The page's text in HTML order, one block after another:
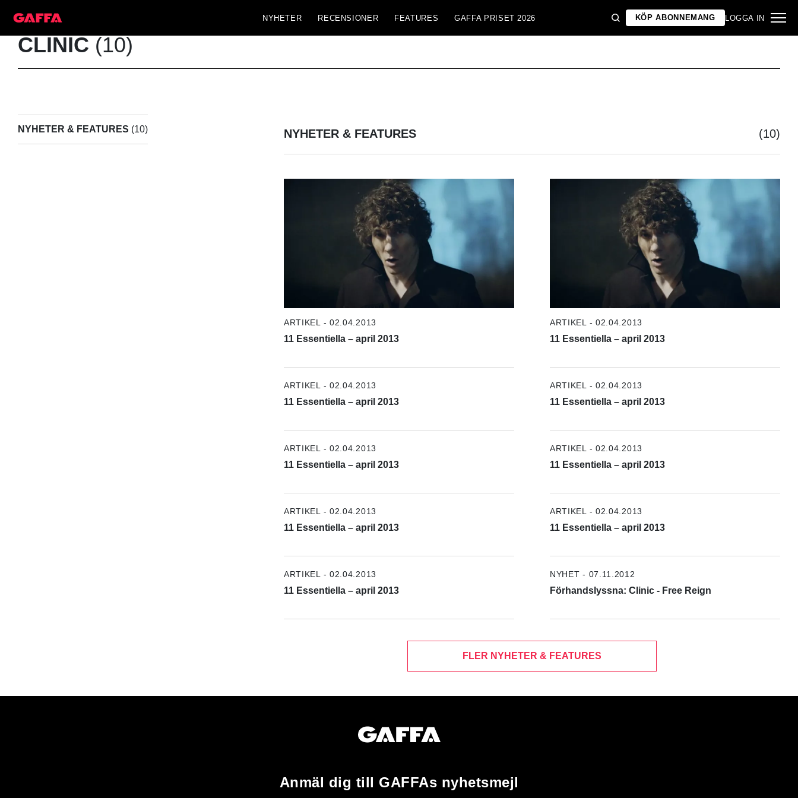
NYHETER RECENSIONER FEATURES GAFFA PRISET 2026 KÖP ABONNEMANG LOGGA IN
CLINIC (10)
NYHETER & FEATURES (10) NYHETER & FEATURES (10)
ARTIKEL - 02.04.2013
11 Essentiella – april 2013
ARTIKEL - 02.04.2013
11 Essentiella – april 2013
ARTIKEL - 02.04.2013
11 Essentiella – april 2013
ARTIKEL - 02.04.2013
11 Essentiella – april 2013
ARTIKEL - 02.04.2013
11 Essentiella – april 2013
ARTIKEL - 02.04.2013
11 Essentiella – april 2013
ARTIKEL - 02.04.2013
11 Essentiella – april 2013
ARTIKEL - 02.04.2013
11 Essentiella – april 2013
ARTIKEL - 02.04.2013
11 Essentiella – april 2013
NYHET - 07.11.2012
Förhandslyssna: Clinic - Free Reign
FLER NYHETER & FEATURES
Anmäl dig till GAFFAs nyhetsmejl